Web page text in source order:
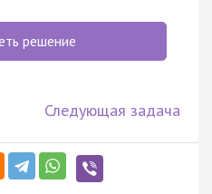
решение
Следующая задача